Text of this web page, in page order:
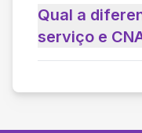
Qual a
serviço e